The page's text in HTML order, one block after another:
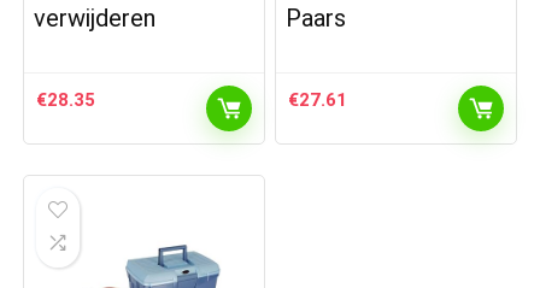
verwijderen
€28.35
Paars
€27.61